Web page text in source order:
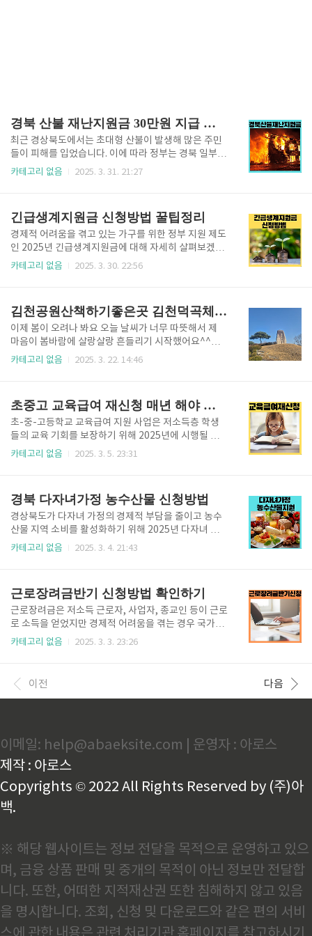
경북 산불 재난지원금 30만원 지급 신청 방법은?
최근 경상북도에서는 초대형 산불이 발생해 많은 주민
들이 피해를 입었습니다. 이에 따라 정부는 경북 일부
지역을 특별재난지역으로 선포하고, 주민들의 빠른 일
주하는 모든 주민이 받을 수 있습니다. 이번 글에서는
지원 대상, 신청 방법, 지급 일정 및 지급 방식에 대해 자
세히 알아보겠습니다.▪️경북 산불재난지원금 지원 대상▪️
이번 긴급 재난지원금은 경북 의성군, 안동시, 청송군,
영양군, 영덕군 주민들에게 지급됩니다. 해당 지역에 거
자• 주민등록상..
카테고리 없음 2025. 3. 31. 21:27
긴급생계지원금 신청방법 꿀팁정리
경제적 어려움을 겪고 있는 가구를 위한 정부 지원 제도
인 2025년 긴급생계지원금에 대해 자세히 살펴보겠습
니다. 지원 대상, 지급 금액, 신청 절차 등은 실질적인 도
폐업, 사망, 중증 질병 등으로 인해 소득을 상실한 경우
➡️ 재난 피해: 태풍, 홍수, 지진, 화재 등의 자연재해로
인해 거주지 및 생활 기반에 심각한 피해를 입은 경우➡️
가정폭력 및 학대 피해자: 가정 내 폭력, 학대, 성폭력 등
으로 긴급 보호가 필요한 경우➡️ 기타 위기 상황:• 중대
카테고리 없음 2025. 3. 30. 22:56
김천공원산책하기좋은곳 김천덕곡체육공원
이제 봄이 오려나 봐요 오늘 날씨가 너무 따뜻해서 제
마음이 봄바람에 살랑살랑 흔들리기 시작했어요^^날
이 좋아 아이 학원 보내놓고 이어폰 끼고 음악 들으면서
면서 자연 속에서 힐링할 수 있는 공간이 되었어요산책
하기나 걷기 운동하기에 좋아서 어른들이 많이 오세요
김천덕곡체육공원 입구부터 나무들이 자리하고 있고요
입구 앞에는 화장실이 남. 여 구분되어 있어요화장실 양
옆에 벚꽃나무가 있는데 너무 예뻐서 사진 찍는 분들도
요 아이 키우는 엄마로서 저는 이렇..
카테고리 없음 2025. 3. 22. 14:46
초중고 교육급여 재신청 매년 해야 할까?
초-중-고등학교 교육급여 지원 사업은 저소득층 학생
들의 교육 기회를 보장하기 위해 2025년에 시행될 예
정입니다. 기존 교육급여 수급자는 별도의 신청 없이 지
지원 제도로, 기준 중위소득 50% 이하 가구의 학생들
에게 교육활동지원비 등을 지급하는 복지 서비스입니
다.➡️ 지원 대상: 기준 중위소득 50% 이하 가구 (4인 가
구 기준 월 304만 8,887원 이하)➡️지원 목적: 경제적
어려움으로 인해 학습 기회를 잃지 않도록 지원교육급
비 ..
카테고리 없음 2025. 3. 5. 23:31
경북 다자녀가정 농수산물 신청방법
경상북도가 다자녀 가정의 경제적 부담을 줄이고 농수
산물 지역 소비를 활성화하기 위해 2025년 다자녀 가
정을 위한 농수산물 구매 지원 사업을 시행한다. 올해부
드리겠습니다 경북 다자녀가정 농수산물 지원사업이
란?경북도는 저출생 문제 해결과 지역 경제 활성화를
위해 다자녀 가정을 대상으로 농수산물 구입 지원 쿠폰
을 지급하는 정책을 시행하고 있습니다. 이 쿠폰은 경북
농특산물 쇼핑몰(사이소, www.cyso.co.kr)에서 사용
었습니다.➡️ 올해 주요 변경 사항✔️기존 가구당 5만 원
균일 지급 →..
카테고리 없음 2025. 3. 4. 21:43
근로장려금반기 신청방법 확인하기
근로장려금은 저소득 근로자, 사업자, 종교인 등이 근로
로 소득을 얻었지만 경제적 어려움을 겪는 경우 국가에
서 지급하는 제도입니다. 특히 반기 신청 제도는 정기
근로장려금 반기 신청방법에 대해 알려드리겠습니다근
로장려금 반기신청 대상이번 하반기분 근로장려금은 2
반기 신청방법 가능 대상• 2024년 한 해 동안 근로소득
만 있는 근로자• 소득 기준 충족 (단독 가구 2,200만 원,
홑벌이 3,200만 원, 맞벌이 4,400만 원)• 재산 요건..
카테고리 없음 2025. 3. 3. 23:26
이전 다음
이메일: help@abaeksite.com | 운영자 : 아로스
제작 : 아로스
Copyrights © 2022 All Rights Reserved by (주)아
백.
※ 해당 웹사이트는 정보 전달을 목적으로 운영하고 있으
며, 금융 상품 판매 및 중개의 목적이 아닌 정보만 전달합
니다. 또한, 어떠한 지적재산권 또한 침해하지 않고 있음
을 명시합니다. 조회, 신청 및 다운로드와 같은 편의 서비